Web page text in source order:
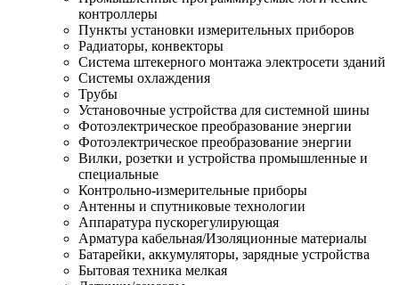
контроллеры
Пункты установки измерительных приборов
Радиаторы, конвекторы
Система штекерного монтажа электросети зданий
Системы охлаждения
Трубы
Установочные устройства для системной шины
Фотоэлектрическое преобразование энергии
Фотоэлектрическое преобразование энергии
Вилки, розетки и устройства промышленные и
специальные
Контрольно-измерительные приборы
Антенны и спутниковые технологии
Аппаратура пускорегулирующая
Арматура кабельная/Изоляционные материалы
Батарейки, аккумуляторы, зарядные устройства
Бытовая техника мелкая